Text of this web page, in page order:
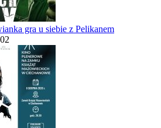
gra u siebie z Pelikanem